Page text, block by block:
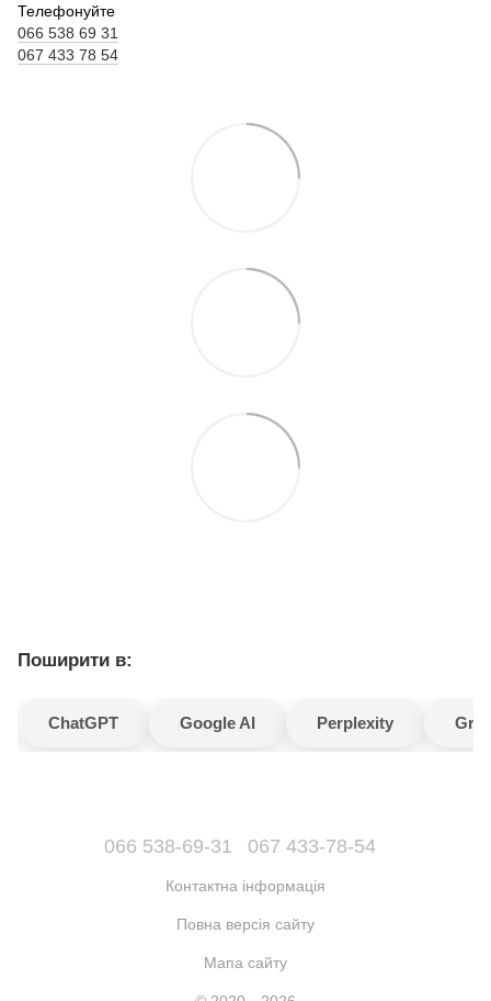
Телефонуйте
066 538 69 31
067 433 78 54
Поширити в:
ChatGPT Google AI Perplexity
066 538-69-31 067 433-78-54
Контактна інформація
Повна версія сайту
Мапа сайту